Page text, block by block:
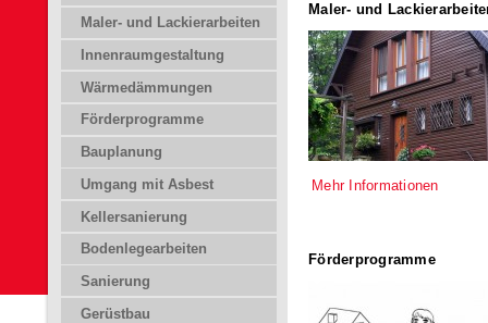
Maler- und
Mehr Informationen
Förderprogramme
Maler- und Lackierarbeiten
Innenraumgestaltung
Wärmedämmungen
Förderprogramme
Bauplanung
Umgang mit Asbest
Kellersanierung
Bodenlegearbeiten
Sanierung
Gerüstbau